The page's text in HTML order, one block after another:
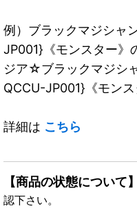
例）ブラックマジシャ
JP001}《モンスター
ジア☆ブラックマジシ
QCCU-JP001}《モンス
詳細は こちら
【商品の状態について】
認下さい。